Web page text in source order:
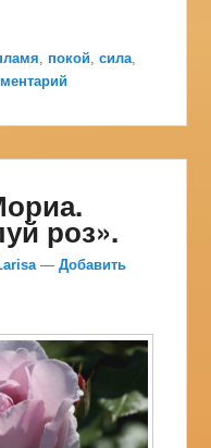
, покой,сила,
роз».
—Добавить